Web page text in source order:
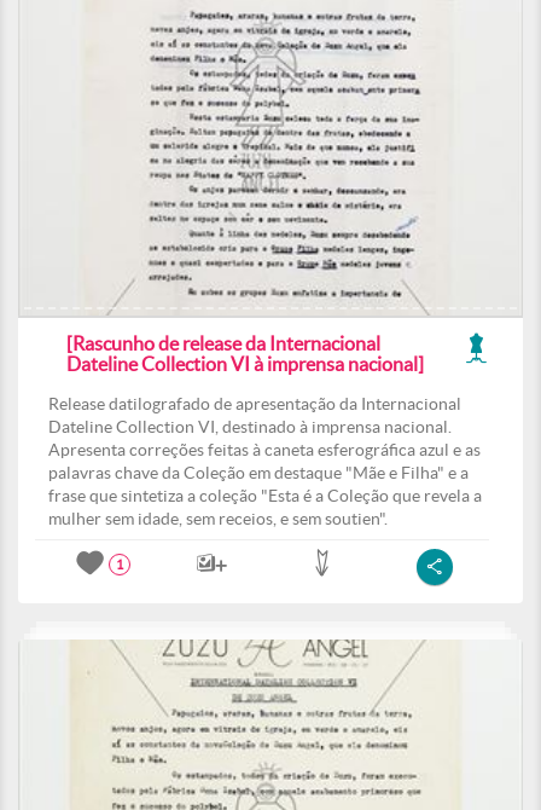
[Rascunho de release da Internacional
Dateline Collection VI à imprensa nacional]
Release datilografado de apresentação da Internacional
Dateline Collection VI, destinado à imprensa nacional.
Apresenta correções feitas à caneta esferográfica azul e as
palavras chave da Coleção em destaque "Mãe e Filha" e a
frase que sintetiza a coleção "Esta é a Coleção que revela a
mulher sem idade, sem receios, e sem soutien".
1